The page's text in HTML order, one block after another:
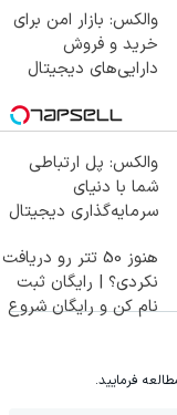
والکس: بازار امن برای
خرید و فروش
دارایی‌های دیجیتال
والکس: پل ارتباطی
شما با دنیای
سرمایه‌گذاری دیجیتال
هنوز 50 تتر رو دریافت
نکردی؟ | رایگان ثبت
نام کن و رایگان شروع
فرمایید.